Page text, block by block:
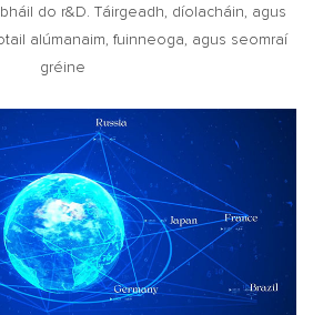
do r&D. Táirgeadh, díolacháin, agus
alúmanaim, fuinneoga, agus seomraí
gréine